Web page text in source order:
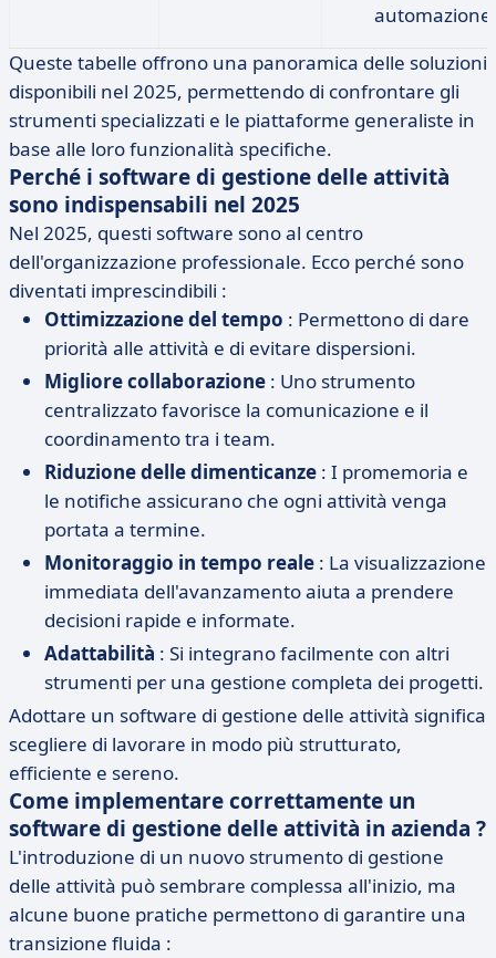
automazione
Queste tabelle offrono una panoramica delle soluzioni
disponibili nel 2025, permettendo di confrontare gli
strumenti specializzati e le piattaforme generaliste in
base alle loro funzionalità specifiche.
Perché i software di gestione delle attività
sono indispensabili nel 2025
Nel 2025, questi software sono al centro
dell'organizzazione professionale. Ecco perché sono
diventati imprescindibili :
Ottimizzazione del tempo : Permettono di dare
priorità alle attività e di evitare dispersioni.
Migliore collaborazione : Uno strumento
centralizzato favorisce la comunicazione e il
coordinamento tra i team.
Riduzione delle dimenticanze : I promemoria e
le notifiche assicurano che ogni attività venga
portata a termine.
Monitoraggio in tempo reale : La visualizzazione
immediata dell'avanzamento aiuta a prendere
decisioni rapide e informate.
Adattabilità : Si integrano facilmente con altri
strumenti per una gestione completa dei progetti.
Adottare un software di gestione delle attività significa
scegliere di lavorare in modo più strutturato,
efficiente e sereno.
Come implementare correttamente un
software di gestione delle attività in azienda ?
L'introduzione di un nuovo strumento di gestione
delle attività può sembrare complessa all'inizio, ma
alcune buone pratiche permettono di garantire una
transizione fluida :